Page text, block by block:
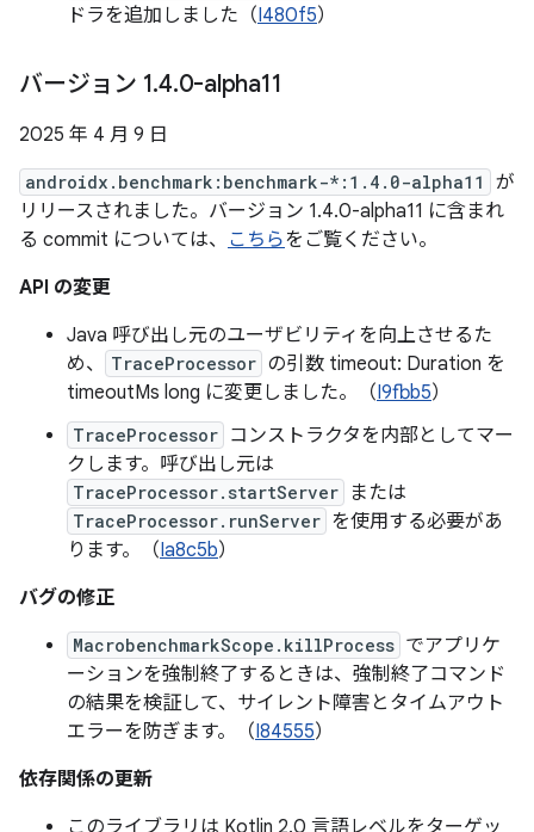
ドラを追加しました（I480f5）
バージョン 1.4.0-alpha11
2025 年 4 月 9 日
androidx.benchmark:benchmark-*:1.4.0-alpha11
が
リリースされました。バージョン 1.4.0-alpha11 に含まれ
る commit については、 こちらをご覧ください。
API の変更
Java 呼び出し元のユーザビリティを向上させるた
め、
TraceProcessor の引数 timeout: Duration を
timeoutMs long に変更しました。（I9fbb5）
TraceProcessor コンストラクタを内部としてマー
クします。呼び出し元は
TraceProcessor.startServer または
TraceProcessor.runServer を使用する必要があ
ります。（Ia8c5b）
バグの修正
MacrobenchmarkScope.killProcess でアプリケ
ーションを強制終了するときは、強制終了コマンド
の結果を検証して、サイレント障害とタイムアウト
エラーを防ぎます。（I84555）
依存関係の更新
このライブラリは Kotlin 2.0 言語レベルをターゲッ